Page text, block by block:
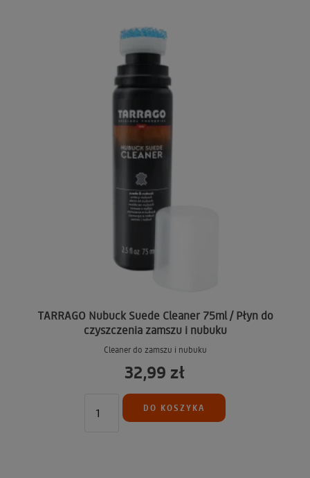
TARRAGO Nubuck Suede Cleaner 75ml / Płyn do
czyszczenia zamszu i nubuku
Cleaner do zamszu i nubuku
32,99 zł
DO KOSZYKA